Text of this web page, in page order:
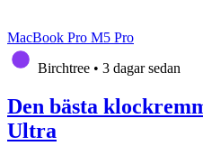
MacBook Pro M5 Pro
Birchtree • 3 dagar sedan
Den bästa
Ultra